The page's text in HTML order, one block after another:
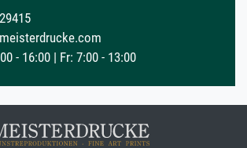
- 16:00 | Fr: 7:00 - 13:00